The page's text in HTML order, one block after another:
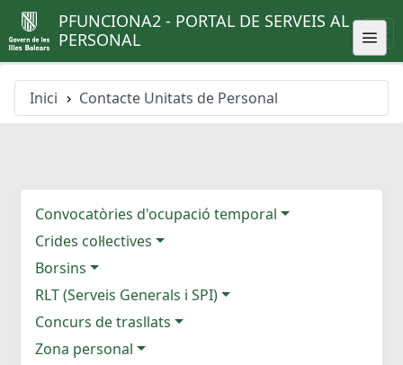
PFUNCIONA2 - PORTAL DE SERVEIS AL
PERSONAL
Inici Contacte Unitats de Personal
Convocatòries d'ocupació temporal
Crides col·lectives
Borsins
RLT (Serveis Generals i SPI)
Concurs de trasllats
Zona personal